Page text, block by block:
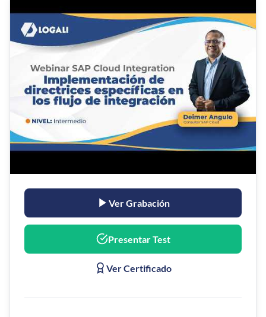
Ver Grabación
Presentar Test
Ver Certificado